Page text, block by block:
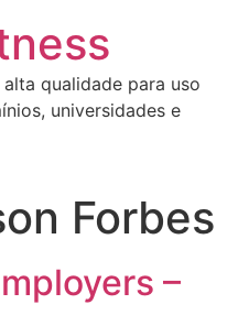
qualidade para uso
universidades e
Forbes
–